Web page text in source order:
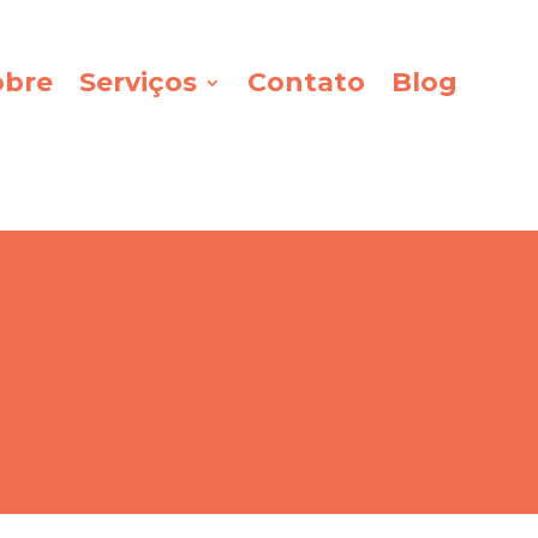
Serviços Contato Blog